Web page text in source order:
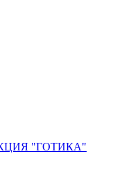
"ГОТИКА"